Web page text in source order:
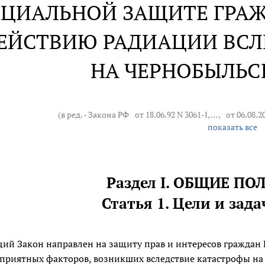
ЗАЩИТЕ
РАДИАЦИИ
НА
(в ред. - Закона РФ от 18.06.92 N 3061-I, … , от
показать все
Раздел I. ОБЩИЕ
Статья 1. Цели и
Закон направлен на защиту прав и интересов
факторов, возникших вследствие катастрофы